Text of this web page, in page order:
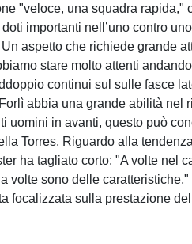
"veloce, una squadra rapida,"
importanti nell’uno contro
aspetto che richiede grande
stare molto attenti
continui sul sulle fasce
abbia una grande abilità nel
uomini in avanti, questo può
Torres. Riguardo alla
ha tagliato corto: "A volte nel
volte sono delle caratteristiche,"
focalizzata sulla prestazione